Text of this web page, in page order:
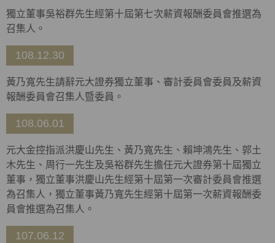
獨立董事吳裕群先生經第十屆第七次薪資報酬委員會推選為
召集人。
108.12.30
黃乃寬先生請辭元大證券獨立董事、審計委員會委員及薪資
報酬委員會召集人暨委員。
108.06.01
元大金控指派洪慶山先生、黃乃寬先生、賴坤鴻先生、郭土
木先生、周行一先生及吳裕群先生擔任元大證券第十屆獨立
董事，獨立董事洪慶山先生經第十屆第一次審計委員會推選
為召集人，獨立董事黃乃寬先生經第十屆第一次薪資報酬委
員會推選為召集人。
107.06.12